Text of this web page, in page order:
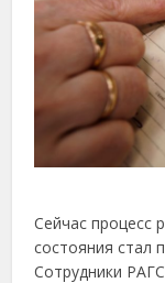
Сейчас процесс
состояния стал
Сотрудники